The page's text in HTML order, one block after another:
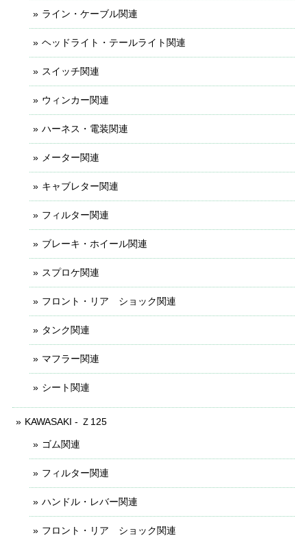
ライン・ケーブル関連
ヘッドライト・テールライト関連
スイッチ関連
ウィンカー関連
ハーネス・電装関連
メーター関連
キャブレター関連
フィルター関連
ブレーキ・ホイール関連
スプロケ関連
フロント・リア ショック関連
タンク関連
マフラー関連
シート関連
KAWASAKI - Ｚ125
ゴム関連
フィルター関連
ハンドル・レバー関連
フロント・リア ショック関連